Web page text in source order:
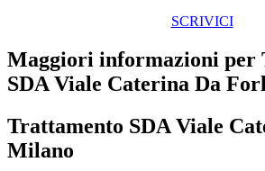
SCRIVICI
Maggiori informazioni per
SDA Viale Caterina Da
Trattamento SDA Viale
Milano